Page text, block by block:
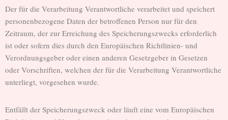
Der für die Verarbeitung Verantwortliche verarbeitet und speichert
personenbezogene Daten der betroffenen Person nur für den
Zeitraum, der zur Erreichung des Speicherungszwecks erforderlich
ist oder sofern dies durch den Europäischen Richtlinien- und
Verordnungsgeber oder einen anderen Gesetzgeber in Gesetzen
oder Vorschriften, welchen der für die Verarbeitung Verantwortliche
unterliegt, vorgesehen wurde.
Entfällt der Speicherungszweck oder läuft eine vom Europäischen